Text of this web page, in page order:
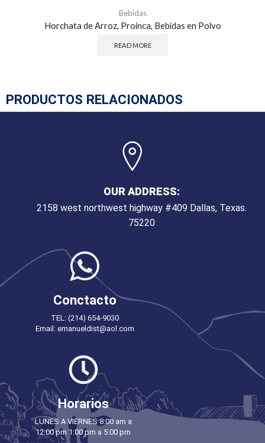
Bebidas
Horchata de Arroz, Proinca, Bebidas en Polvo
READ MORE
PRODUCTOS RELACIONADOS
OUR ADDRESS:
2158 west northwest highway #409 Dallas, Texas.
75220
Conctacto
TEL: (214) 654-9030
Email: emanueldist@aol.com
Horarios
LUNES A VIERNES 8:00 am a
12:00 pm 1:00 pm a 5:00 pm